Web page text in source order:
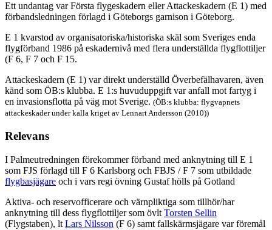
Ett undantag var Första flygeskadern eller Attackeskadern (E 1) med
förbandsledningen förlagd i Göteborgs garnison i Göteborg.
E 1 kvarstod av organisatoriska/historiska skäl som Sveriges enda
flygförband 1986 på eskadernivå med flera underställda flygflottiljer
(F 6, F 7 och F 15.
Attackeskadern (E 1) var direkt underställd Överbefälhavaren, även
känd som ÖB:s klubba. E 1:s huvuduppgift var anfall mot fartyg i
en invasionsflotta på väg mot Sverige. (ÖB:s klubba: flygvapnets
attackeskader under kalla kriget av Lennart Andersson (2010))
Relevans
I Palmeutredningen förekommer förband med anknytning till E 1
som FJS förlagd till F 6 Karlsborg och FBJS / F 7 som utbildade
flygbasjägare och i vars regi övning Gustaf hölls på Gotland
Aktiva- och reservofficerare och värnpliktiga som tillhör/har
anknytning till dess flygflottiljer som övlt Torsten Sellin
(Flygstaben), lt Lars Nilsson (F 6) samt fallskärmsjägare var föremål